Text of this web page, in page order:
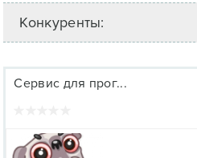
Конкуренты:
Сервис для прог...